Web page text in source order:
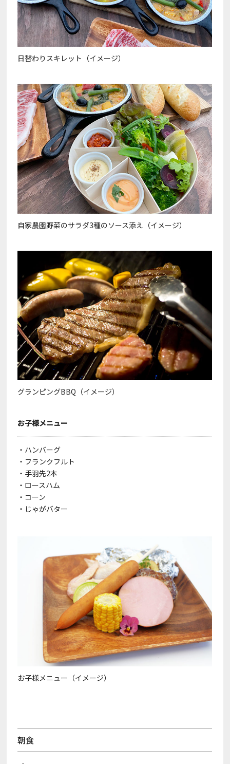
日替わりスキレット（イメージ）
自家農園野菜のサラダ3種のソース添え（イメージ）
グランピングBBQ（イメージ）
お子様メニュー
・ハンバーグ
・フランクフルト
・手羽先2本
・ロースハム
・コーン
・じゃがバター
お子様メニュー（イメージ）
朝食